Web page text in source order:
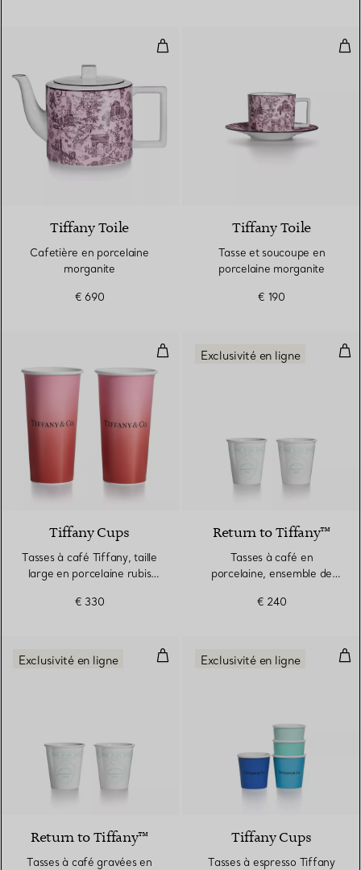
Cafetière en porcelaine
Tiffany Toile
Cafetière en porcelaine
morganite
€ 690
Tiffany Toile
Tasse et soucoupe en
porcelaine morganite
€ 190
Tasses à café Tiffany, taille
3 Couleurs
Tiffany Cups
Tasses à café Tiffany, taille
large en porcelaine rubis
€ 330
Exclusivité en ligne
Return to Tiffany™
Tasses à café en
porcelaine, ensemble de
€ 240
Tasses à café gravées en
Exclusivité en ligne
Return to Tiffany™
Tasses à café gravées en
Exclusivité en ligne
Tiffany Cups
Tasses à espresso Tiffany